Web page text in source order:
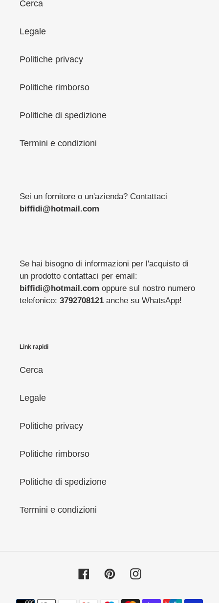
Cerca
Legale
Politiche privacy
Politiche rimborso
Politiche di spedizione
Termini e condizioni
Sei un fornitore o un'azienda? Contattaci
biffidi@hotmail.com
Se hai bisogno di informazioni per l'acquisto di
un prodotto contattaci per email:
biffidi@hotmail.com oppure sul nostro numero
telefonico: 3792708121 anche su WhatsApp!
Link rapidi
Cerca
Legale
Politiche privacy
Politiche rimborso
Politiche di spedizione
Termini e condizioni
FacebookPinterestInstagram
Metodi